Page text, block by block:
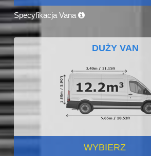
Specyfikacja Vana
DUŻY VAN
WYBIERZ